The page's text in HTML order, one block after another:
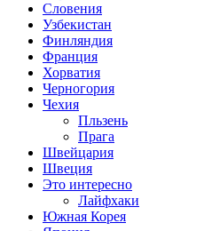
Словения
Узбекистан
Финляндия
Франция
Хорватия
Черногория
Чехия
Пльзень
Прага
Швейцария
Швеция
Это интересно
Лайфхаки
Южная Корея